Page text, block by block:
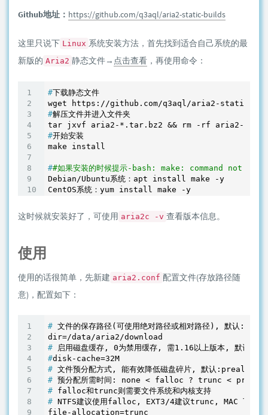
Github地址： https://github.com/q3aql/aria2-static-builds
这里只说下 Linux 系统安装方法，首先找到适合自己系统的最
新版的 Aria2 静态文件→ 点击查看 ，再使用命令：
#下载静态文件
#解压文件并进入文件夹
#开始安装
##如果安装的时候提示-bash: make: command not found
Debian/Ubuntu系统：apt install make -y
这时候就安装好了，可使用 aria2c -v 查看版本信息。
使用
使用的话很简单，先新建 aria2.conf 配置文件(存放路径随
意)，配置如下：
# 文件的保存路径(可使用绝对路径或相对路径), 默认: 当前
# 启用磁盘缓存, 0为禁用缓存, 需1.16以上版本, 默认
#disk-cache=32M
# 文件预分配方式, 能有效降低磁盘碎片, 默认:prealloc
# 预分配所需时间: none < falloc ? trunc <
# falloc和trunc则需要文件系统和内核支持
# NTFS建议使用falloc, EXT3/4建议trunc, MAC 下需要